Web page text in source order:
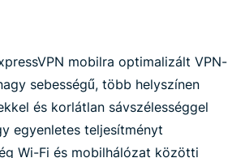
mobilra optimalizált VPN-
sebességű, több helyszínen
és korlátlan sávszélességgel
egyenletes teljesítményt
Wi-Fi és mobilhálózat közötti